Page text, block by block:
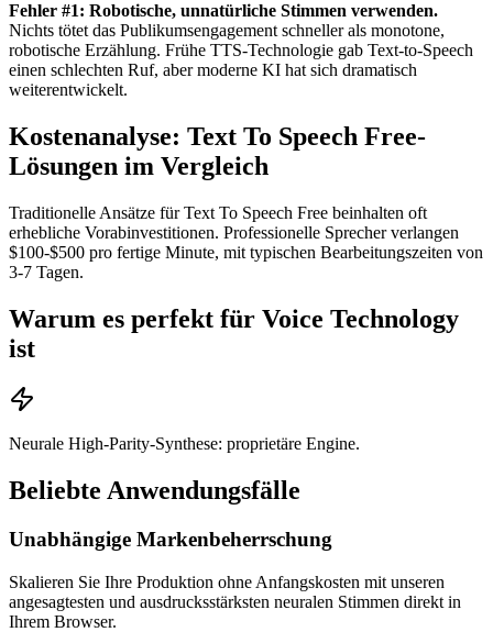
Fehler #1: Robotische, unnatürliche Stimmen verwenden.
Nichts tötet das Publikumsengagement schneller als monotone,
robotische Erzählung. Frühe TTS-Technologie gab Text-to-Speech
einen schlechten Ruf, aber moderne KI hat sich dramatisch
weiterentwickelt.
Kostenanalyse: Text To Speech Free-
Lösungen im Vergleich
Traditionelle Ansätze für Text To Speech Free beinhalten oft
erhebliche Vorabinvestitionen. Professionelle Sprecher verlangen
$100-$500 pro fertige Minute, mit typischen Bearbeitungszeiten von
3-7 Tagen.
Warum es perfekt für Voice Technology
ist
Neurale High-Parity-Synthese: proprietäre Engine.
Beliebte Anwendungsfälle
Unabhängige Markenbeherrschung
Skalieren Sie Ihre Produktion ohne Anfangskosten mit unseren
angesagtesten und ausdrucksstärksten neuralen Stimmen direkt in
Ihrem Browser.